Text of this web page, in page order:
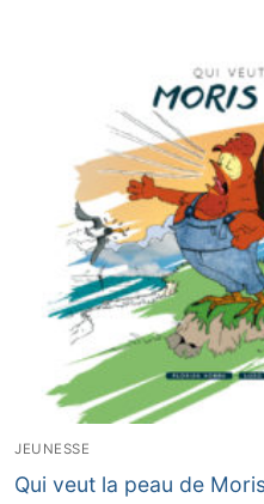
JEUNESSE
Qui veut la peau de